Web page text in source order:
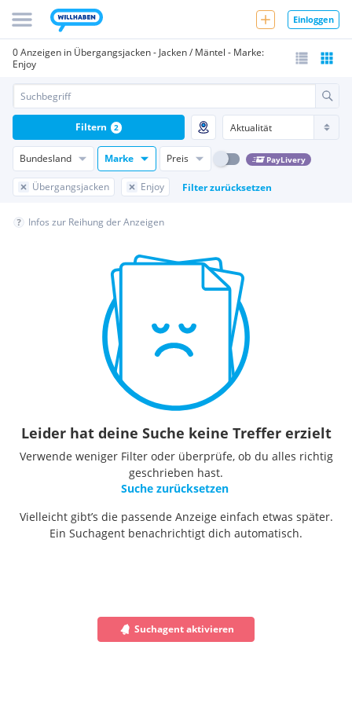
Einloggen
0 Anzeigen in Übergangsjacken - Jacken / Mäntel - Marke:
Enjoy
Bundesland Marke Preis PayLivery
Übergangsjacken Enjoy Filter zurücksetzen
Filtern 2
Infos zur Reihung der Anzeigen
Leider hat deine Suche keine Treffer erzielt
Verwende weniger Filter oder überprüfe, ob du alles richtig
geschrieben hast.
Suche zurücksetzen
Vielleicht gibt’s die passende Anzeige einfach etwas später.
Ein Suchagent benachrichtigt dich automatisch.
Suchagent aktivieren